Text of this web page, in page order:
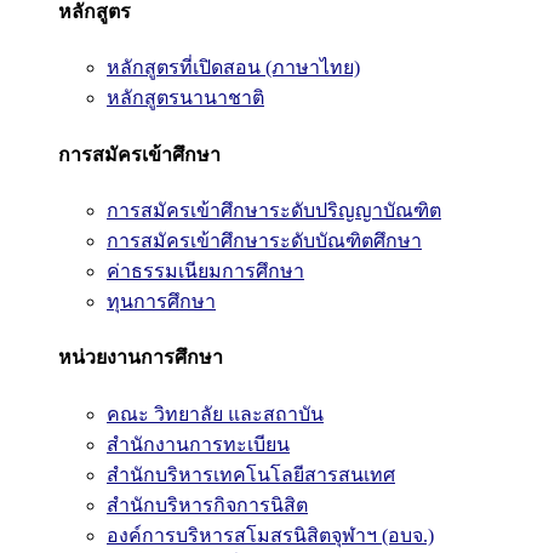
หลักสูตร
หลักสูตรที่เปิดสอน (ภาษาไทย)
หลักสูตรนานาชาติ
การสมัครเข้าศึกษา
การสมัครเข้าศึกษาระดับปริญญาบัณฑิต
การสมัครเข้าศึกษาระดับบัณฑิตศึกษา
ค่าธรรมเนียมการศึกษา
ทุนการศึกษา
หน่วยงานการศึกษา
คณะ วิทยาลัย และสถาบัน
สำนักงานการทะเบียน
สำนักบริหารเทคโนโลยีสารสนเทศ
สำนักบริหารกิจการนิสิต
องค์การบริหารสโมสรนิสิตจุฬาฯ (อบจ.)